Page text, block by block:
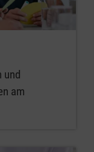
und
am